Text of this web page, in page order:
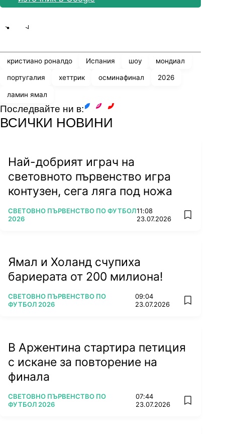
кристиано роналдо Испания шоу мондиал
португалия хеттрик осминафинал 2026
ламин ямал
Последвайте ни в:
ВСИЧКИ НОВИНИ
Най-добрият играч на
световното първенство игра
контузен, сега ляга под ножа
ПОВЕЧЕ ОТ
СВЕТОВНО ПЪРВЕНСТВО ПО ФУТБОЛ
2026
11:08
23.07.2026
add
Ямал и Холанд счупиха
бариерата от 200 милиона!
ПОВЕЧЕ ОТ
СВЕТОВНО ПЪРВЕНСТВО ПО
ФУТБОЛ 2026
09:04
23.07.2026
add
В Аржентина стартира петиция
с искане за повторение на
финала
ПОВЕЧЕ ОТ
СВЕТОВНО ПЪРВЕНСТВО ПО
ФУТБОЛ 2026
07:44
23.07.2026
add